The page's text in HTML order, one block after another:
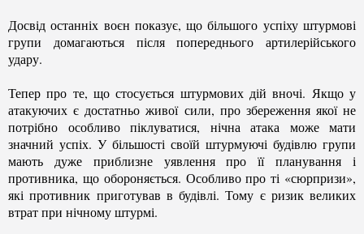
Досвід останніх воєн показує, що більшого успіху штурмові
групи домагаються після попереднього артилерійського
удару.
Тепер про те, що стосується штурмових дій вночі. Якщо у
атакуючих є достатньо живої сили, про збереження якої не
потрібно особливо піклуватися, нічна атака може мати
значний успіх. У більшості своїй штурмуючі будівлю групи
мають дуже приблизне уявлення про її планування і
противника, що обороняється. Особливо про ті «сюрпризи»,
які противник приготував в будівлі. Тому є ризик великих
втрат при нічному штурмі.